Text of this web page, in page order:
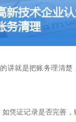
讲就是把账务理清楚
凭证记录是否完善，